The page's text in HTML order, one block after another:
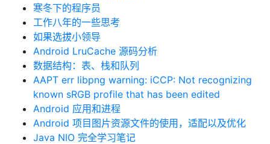
寒冬下的程序员
工作八年的一些思考
如果选拔小领导
Android LruCache 源码分析
数据结构：表、栈和队列
AAPT err libpng warning: iCCP: Not recognizing
known sRGB profile that has been edited
Android 应用和进程
Android 项目图片资源文件的使用，适配以及优化
Java NIO 完全学习笔记